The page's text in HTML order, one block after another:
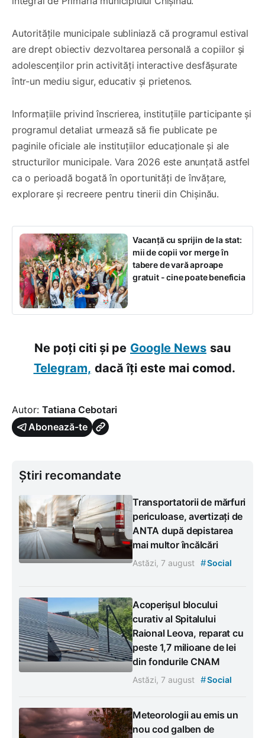
Autoritățile municipale subliniază că programul estival
are drept obiectiv dezvoltarea personală a copiilor și
adolescenților prin activități interactive desfășurate
într-un mediu sigur, educativ și prietenos.
Informațiile privind înscrierea, instituțiile participante și
programul detaliat urmează să fie publicate pe
paginile oficiale ale instituțiilor educaționale și ale
structurilor municipale. Vara 2026 este anunțată astfel
ca o perioadă bogată în oportunități de învățare,
explorare și recreere pentru tinerii din Chișinău.
Vacanță cu sprijin de la stat:
mii de copii vor merge în
tabere de vară aproape
gratuit - cine poate beneficia
Ne poți citi și pe Google News sau
Telegram, dacă îți este mai comod.
Autor: Tatiana Cebotari
Abonează-te
Știri recomandate
Transportatorii de mărfuri
periculoase, avertizați de
ANTA după depistarea
mai multor încălcări
Astăzi, 7 august #Social
Acoperișul blocului
curativ al Spitalului
Raional Leova, reparat cu
peste 1,7 milioane de lei
din fondurile CNAM
Astăzi, 7 august #Social
Meteorologii au emis un
nou cod galben de